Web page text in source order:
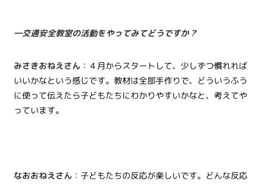
―交通安全教室の活動をやってみてどうですか？
みさきおねえさん ：４月からスタートして、少しずつ慣れれば
いいかなという感じです。教材は全部手作りで、どういうふう
に使って伝えたら子どもたちにわかりやすいかなと、考えてや
っています。
なおおねえさん ：子どもたちの反応が楽しいです。どんな反応